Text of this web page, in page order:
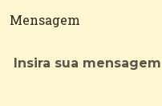
Mensagem